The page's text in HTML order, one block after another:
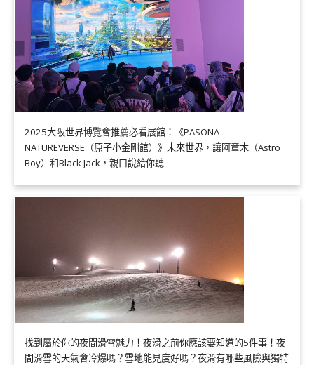
2025大阪世界博覽會推薦必看展館：《PASONA
NATUREVERSE（原子小金剛館）》未來世界，讓阿童木（Astro
Boy）和Black Jack，親口說給你聽
找到屬於你的夜間滑雪魅力！夜滑之前你應該要知道的5件事！夜
間滑雪的天氣會冷爆嗎？雪地能見度好嗎？夜滑有哪些風險與獨特